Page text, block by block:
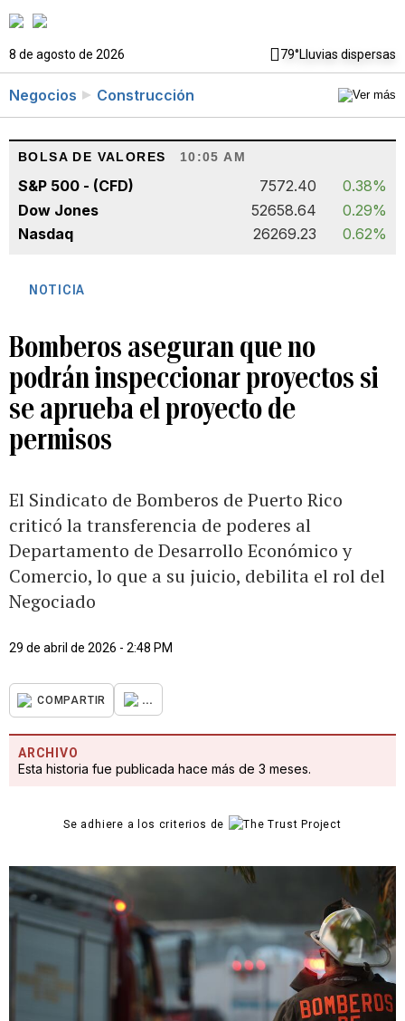
8 de agosto de 2026 79°Lluvias dispersas
Negocios Construcción
BOLSA DE VALORES 10:05 AM
S&P 500 - (CFD) 7572.40
0.38%
Dow Jones
52658.64
0.29%
Nasdaq
26269.23 0.62%
NOTICIA
Bomberos aseguran que no
podrán inspeccionar proyectos si
se aprueba el proyecto de
permisos
El Sindicato de Bomberos de Puerto Rico
criticó la transferencia de poderes al
Departamento de Desarrollo Económico y
Comercio, lo que a su juicio, debilita el rol del
Negociado
29 de abril de 2026 - 2:48 PM
COMPARTIR ...
ARCHIVO
Esta historia fue publicada hace más de 3 meses.
Se adhiere a los criterios de